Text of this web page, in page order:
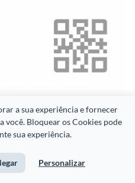
a sua experiência e fornecer
você. Bloquear os Cookies pode
sua experiência.
Personalizar
QR a seus projetos